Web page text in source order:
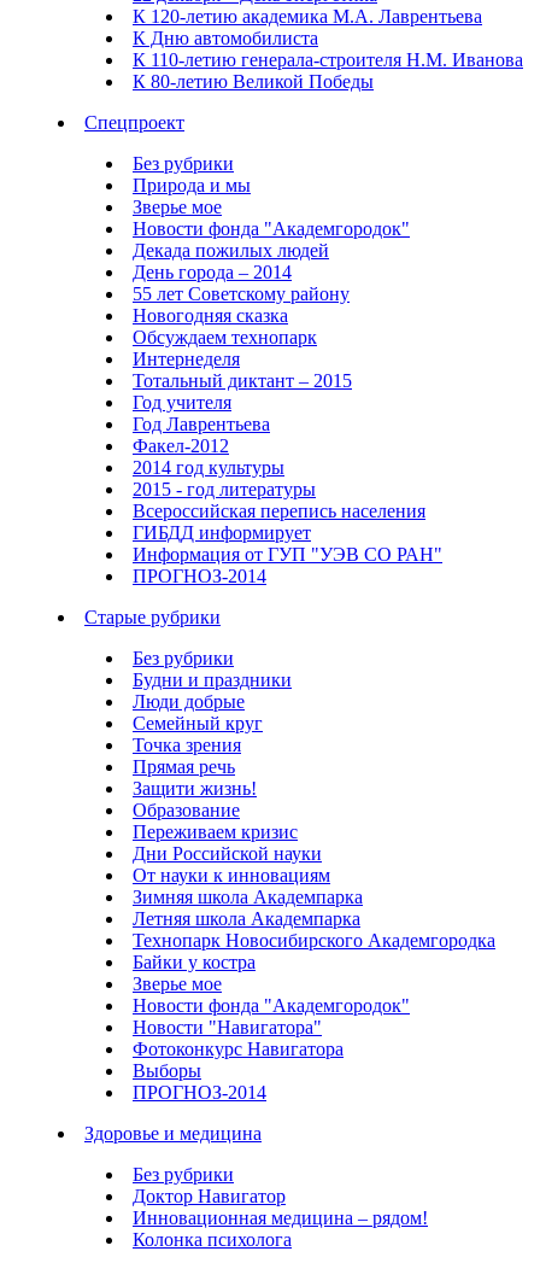
К 120-летию академика М.А. Лаврентьева
К Дню автомобилиста
К 110-летию генерала-строителя Н.М. Иванова
К 80-летию Великой Победы
Спецпроект
Без рубрики
Природа и мы
Зверье мое
Новости фонда "Академгородок"
Декада пожилых людей
День города – 2014
55 лет Советскому району
Новогодняя сказка
Обсуждаем технопарк
Интернеделя
Тотальный диктант – 2015
Год учителя
Год Лаврентьева
Факел-2012
2014 год культуры
2015 - год литературы
Всероссийская перепись населения
ГИБДД информирует
Информация от ГУП "УЭВ СО РАН"
ПРОГНОЗ-2014
Старые рубрики
Без рубрики
Будни и праздники
Люди добрые
Семейный круг
Точка зрения
Прямая речь
Защити жизнь!
Образование
Переживаем кризис
Дни Российской науки
От науки к инновациям
Зимняя школа Академпарка
Летняя школа Академпарка
Технопарк Новосибирского Академгородка
Байки у костра
Зверье мое
Новости фонда "Академгородок"
Новости "Навигатора"
Фотоконкурс Навигатора
Выборы
ПРОГНОЗ-2014
Здоровье и медицина
Без рубрики
Доктор Навигатор
Инновационная медицина – рядом!
Колонка психолога